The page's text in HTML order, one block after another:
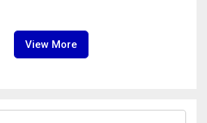
View More